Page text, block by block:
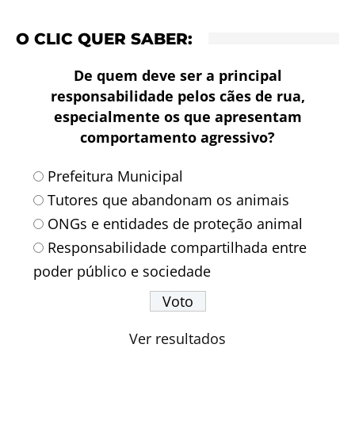
O CLIC QUER SABER:
De quem deve ser a principal
responsabilidade pelos cães de rua,
especialmente os que apresentam
comportamento agressivo?
Prefeitura Municipal
Tutores que abandonam os animais
ONGs e entidades de proteção animal
Responsabilidade compartilhada entre
poder público e sociedade
Ver resultados